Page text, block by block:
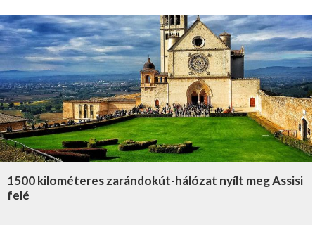
1500 kilométeres zarándokút-hálózat nyílt meg Assisi
felé